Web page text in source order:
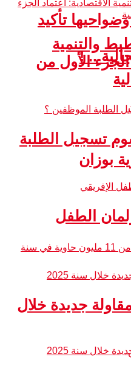
تأكيد
.. !
بوزان
والتنمية
الجزء الأول من
تسجيل الطلبة
الطفل
ألف مقاولة جديدة خلال